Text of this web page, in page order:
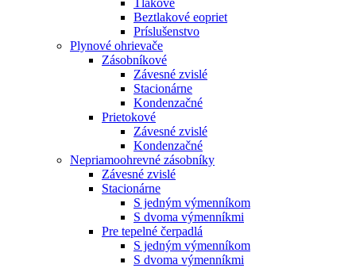
Tlakové
Beztlakové eopriet
Príslušenstvo
Plynové ohrievače
Zásobníkové
Závesné zvislé
Stacionárne
Kondenzačné
Prietokové
Závesné zvislé
Kondenzačné
Nepriamoohrevné zásobníky
Závesné zvislé
Stacionárne
S jedným výmenníkom
S dvoma výmenníkmi
Pre tepelné čerpadlá
S jedným výmenníkom
S dvoma výmenníkmi